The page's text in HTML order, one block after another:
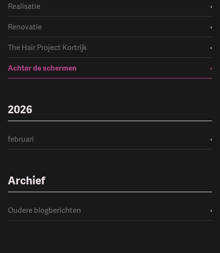
Realisatie
›
Renovatie
›
The Hair Project Kortrijk
›
Achter de schermen
›
2026
februari ›
Archief
Oudere blogberichten ›